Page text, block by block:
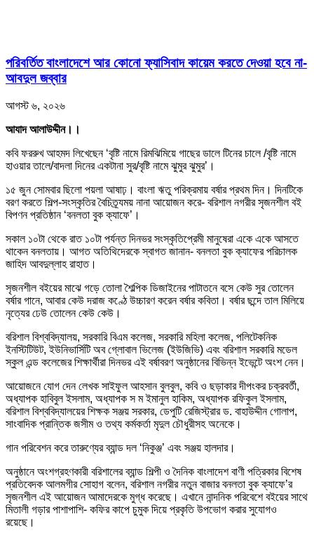
পরিবর্তিত বাংলাদেশে আর কোনো ফ্যাসিবাদ কায়েম করতে দেওয়া হবে না-
আবদুল জব্বার
আগস্ট ৬, ২০২৬
আযাদ আলাউদ্দীন।।
কবি ফররুখ আহমদ লিখেছেন ‘বৃষ্টি নামে রিমঝিমিয়ে গাছের ডালে টিনের চালে /বৃষ্টি নামে
হাওয়ার তালে/বাদলা দিনের একটানা সুর/বৃষ্টি নামে ঝুমুর ঝুমুর’।
১৫ জুন সোমবার ছিলো পয়লা আষাঢ়। বাংলা ঋতু পরিক্রমায় বর্ষার প্রথম দিন। দিনটিকে
বরণ করতে শিল্প-সংস্কৃতির বৈচিত্র্যময় নানা আয়োজন করে- বরিশাল নগরীর সৃজনশীল বই
বিপণন প্রতিষ্ঠান ‘বনলতা বুক ক্যাফে’।
সকাল ১০টা থেকে রাত ১০টা পর্যন্ত দিনভর সংস্কৃতিপ্রেমী মানুষেরা একে একে আসতে
থাকেন বনলতায়। আগত অতিথিদেরকে স্বাগত জানান- বনলতা বুক ক্যাফের পরিচালক
জাহিদ আবদুল্লাহ রাহাত।
সৃজনশীল বইয়ের মাঝে গড়ে তোলা শৈল্পিক ডিজাইনের পাটাতনে বসে কেউ সুর তোলেন
বর্ষার গানে, আবার কেউ দরাজ কণ্ঠে উচ্চারণ করেন বর্ষার কবিতা। বর্ষার ছন্দে তাল মিলিয়ে
নৃত্যের ঢেউ তোলেন কেউ কেউ।
বরিশাল বিশ্ববিদ্যালয়, সরকারি বিএম কলেজ, সরকারি মহিলা কলেজ, পলিটেকনিক
ইনস্টিটিউট, ইউনিভার্সিটি অব গ্লোবাল ভিলেজ (ইউজিভি) এবং বরিশাল সরকারি মডেল
স্কুল এন্ড কলেজের শিক্ষার্থীরা দিনভর এই বর্ষাবরণ অনুষ্ঠানের বিভিন্ন ইভেন্টে অংশ নেন।
আয়োজনে যোগ দেন লেখক সাইফুল আহসান বুলবুল, কবি ও ছড়াকার দীপংকর চক্রবর্তী,
অধ্যাপক হাবিবুল ইসলাম, অধ্যাপক স ম ইমানুল হাকিম, অধ্যাপক রফিকুল ইসলাম,
বরিশাল বিশ্ববিদ্যালয়ের শিক্ষক সঞ্জয় সরকার, ডেপুটি রেজিস্ট্রার ড. বাহাউদ্দীন গোলাপ,
সাংবাদিক প্রান্তিক জসীম ও তথ্য কর্মকর্তা মৃদুল চৌধুরীসহ অনেকে।
গান পরিবেশন করে তারুণ্যের ব্যান্ড দল ‘নিকুঞ্জ’ এবং সঞ্জয় হালদার।
অনুষ্ঠানে অংশগ্রহণকারী বরিশালের ব্যান্ড শিল্পী ও দৈনিক বাংলাদেশ বাণী পত্রিকার বিশেষ
প্রতিবেদক আলমগীর সোহাগ বলেন, বরিশাল নগরীর নতুন বাজার বনলতা বুক ক্যাফে’র
সৃজনশীল এই আয়োজন আমাদেরকে মুগ্ধ করেছে। এখানে নান্দনিক পরিবেশে বইয়ের সাথে
মিতালী গড়ার পাশাপাশি- কফির কাপে চুমুক দিয়ে প্রকৃতি উপভোগ করার সুযোগও
রয়েছে।